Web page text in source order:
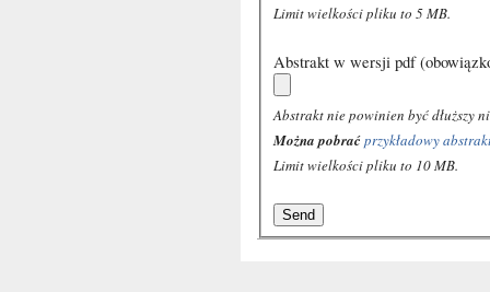
Limit wielkości pliku to 5 MB.
Abstrakt w wersji pdf
Abstrakt nie powinien być dłuższy
Można pobraćprzykładowy
Limit wielkości pliku to 10 MB.